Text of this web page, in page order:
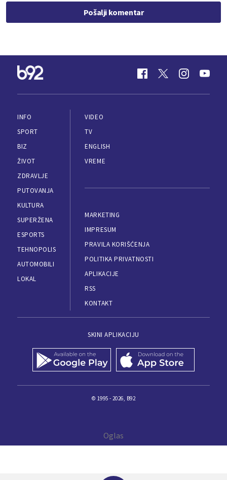
Pošalji komentar
INFO
SPORT
BIZ
ŽIVOT
ZDRAVLJE
PUTOVANJA
KULTURA
SUPERŽENA
ESPORTS
TEHNOPOLIS
AUTOMOBILI
LOKAL
VIDEO
TV
ENGLISH
VREME
MARKETING
IMPRESUM
PRAVILA KORIŠĆENJA
POLITIKA PRIVATNOSTI
APLIKACIJE
RSS
KONTAKT
SKINI APLIKACIJU
© 1995 - 2026, B92